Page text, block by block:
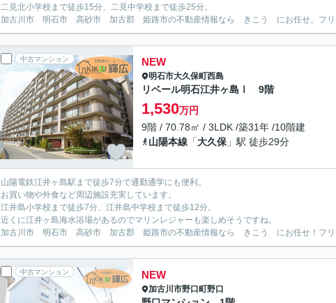
二見北小学校まで徒歩15分、二見中学校まで徒歩25分。
加古川市 明石市 高砂市 加古郡 姫路市の不動産情報なら きこう にお任せ。フリ
中古マンション NEW
明石市大久保町西島
リベール明石江井ヶ島Ⅰ 9階
1,530万円
9階 / 70.78㎡ / 3LDK /築31年 /10階建
山陽本線 「大久保 」駅 徒歩29分
山陽電鉄江井ヶ島駅まで徒歩7分で通勤通学にも便利。
お買い物や外食など周辺施設充実しています。
江井島小学校まで徒歩7分、江井島中学校まで徒歩12分。
近くに江井ヶ島海水浴場があるのでマリンレジャーも楽しめそうですね。
加古川市 明石市 高砂市 加古郡 姫路市の不動産情報なら きこう にお任せ！フリ
中古マンション NEW
加古川市野口町野口